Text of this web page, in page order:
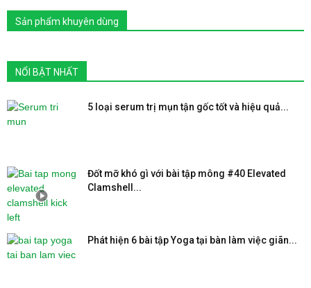
Sản phẩm khuyên dùng
NỔI BẬT NHẤT
5 loại serum trị mụn tận gốc tốt và hiệu quả...
Đốt mỡ khó gì với bài tập mông #40 Elevated
Clamshell...
Phát hiện 6 bài tập Yoga tại bàn làm việc giãn...